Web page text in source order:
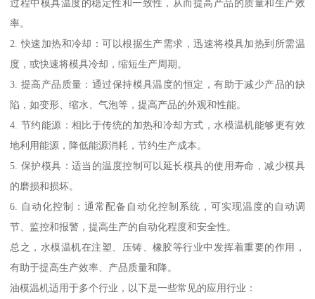
过程中模具温度的稳定性和一致性，从而提高产品的质量和生产效
率。
2. 快速加热和冷却：可以根据生产需求，迅速将模具加热到所需温
度，或快速将模具冷却，缩短生产周期。
3. 提高产品质量：通过保持模具温度的恒定，有助于减少产品的缺
陷，如变形、缩水、气泡等，提高产品的外观和性能。
4. 节约能源：相比于传统的加热和冷却方式，水模温机能够更有效
地利用能源，降低能源消耗，节约生产成本。
5. 保护模具：适当的温度控制可以延长模具的使用寿命，减少模具
的磨损和损坏。
6. 自动化控制：通常配备自动化控制系统，可实现温度的自动调
节、监控和报警，提高生产的自动化程度和安全性。
总之，水模温机在注塑、压铸、橡胶等行业中发挥着重要的作用，
有助于提高生产效率、产品质量和降。
油模温机适用于多个行业，以下是一些常见的应用行业：